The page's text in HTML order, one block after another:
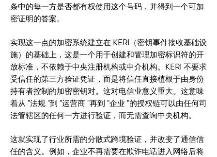
条中的每一方是否都有权使用这个号码，并得到一个可加
密证明的答案。
实现这一点的加密系统建立在 KERI（密钥事件接收基础设
施）的基础上，这是一个用于创建和管理加密标识符的开
放标准，不依赖于中央注册机构或中介机构。KERI 不要求
受信任的第三方验证凭证，而是将信任直接植根于由身份
持有者控制的加密密钥对。这对电信业意义重大。这意味
着从 "法规 "到 "运营商 "再到 "企业 "的授权链可以由任何司
法管辖区的任何一方进行验证，而无需查询中央机构。
这就实现了行业所需的分散式跨境验证，并改变了通信信
任的含义。例如，企业不再需要在欺诈电话进入网络后将